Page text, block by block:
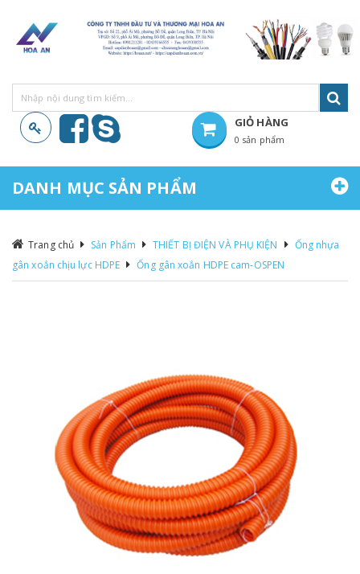
GIỎ HÀNG
0 sản phẩm
DANH MỤC SẢN PHẨM
Trang chủ Sản Phẩm THIẾT BỊ ĐIỆN VÀ PHỤ KIỆN
Ống nhựa
gân xoắn chịu lực HDPE
Ống gân xoắn HDPE cam-OSPEN